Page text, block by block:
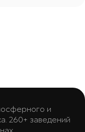
и
260+ заведений